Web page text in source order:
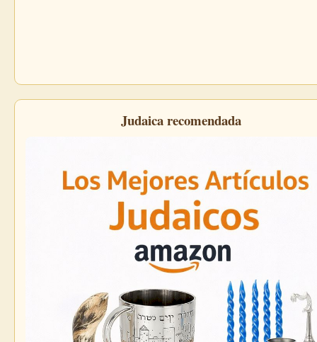
Judaica recomendada